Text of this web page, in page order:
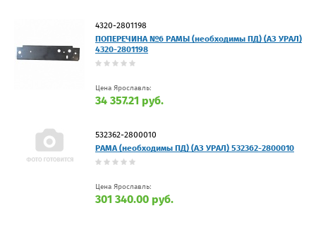
4320-2801198
ПОПЕРЕЧИНА №6 РАМЫ (необходимы ПД) (АЗ УРАЛ)
4320-2801198
Цена Ярославль:
34 357.21 руб.
532362-2800010
РАМА (необходимы ПД) (АЗ УРАЛ) 532362-2800010
Цена Ярославль:
301 340.00 руб.